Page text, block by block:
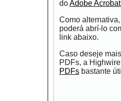
doAdobe
Como
poderá abrí-lo
link abaixo.
Caso deseje
PDFs, a
PDFs bastante